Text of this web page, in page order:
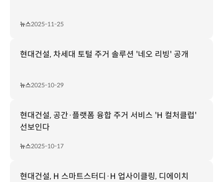
뉴스2025-11-25
현대건설, 차세대 토털 주거 솔루션 '네오 리빙' 공개
뉴스2025-10-29
현대건설, 공간·플랫폼 융합 주거 서비스 'H 컬처클럽'
선보인다
뉴스2025-10-17
현대건설, H 스마트스터디·H 업사이클링, 디에이치